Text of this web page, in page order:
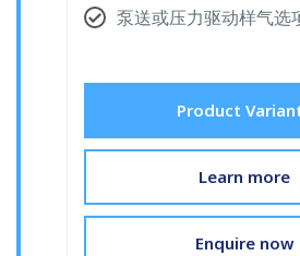
泵送或压力驱动样气选
Product
Learn more
Enquire now